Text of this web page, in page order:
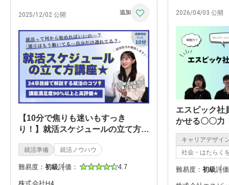
2025/12/02 公開
【10分で焦りも迷いもすっき
り！】就活スケジュールの立て方講
就活準備 就活ノウハウ
難易度： 初級評価： 4.7
株式会社H4
2026/04/03 公開
エスピック社
かせる〇〇力
キャリアデザイ
社会・はたらく
難易度： 初級評